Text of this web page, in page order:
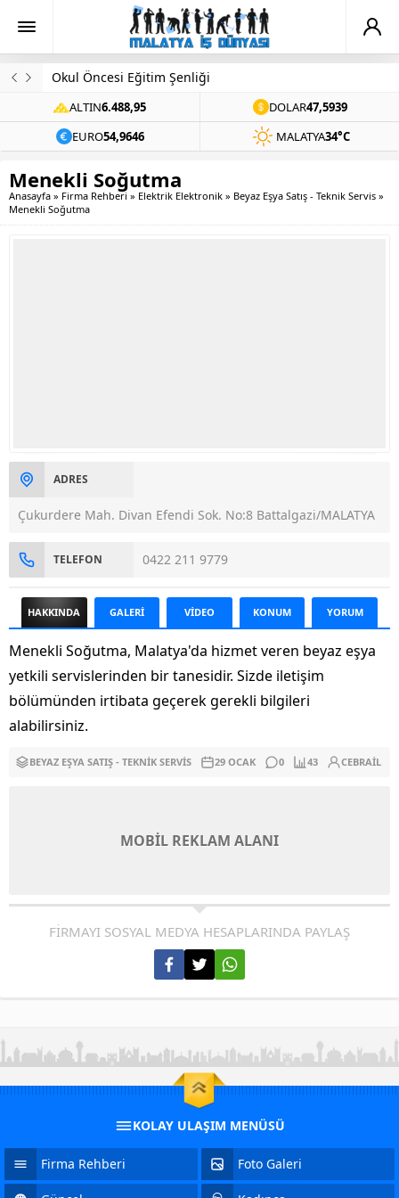
Okul Öncesi Eğitim Şenliği
ALTIN6.488,95 DOLAR47,5939
EURO54,9646 MALATYA34°C
Menekli Soğutma
Anasayfa » Firma Rehberi » Elektrik Elektronik » Beyaz Eşya Satış - Teknik Servis »
Menekli Soğutma
ADRES
Çukurdere Mah. Divan Efendi Sok. No:8 Battalgazi/MALATYA
TELEFON 0422 211 9779
HAKKINDA GALERİ VİDEO KONUM YORUM
Menekli Soğutma, Malatya'da hizmet veren beyaz eşya
yetkili servislerinden bir tanesidir. Sizde iletişim
bölümünden irtibata geçerek gerekli bilgileri
alabilirsiniz.
BEYAZ EŞYA SATIŞ - TEKNIK SERVIS 29 OCAK 0 43 CEBRAIL
MOBİL REKLAM ALANI
FİRMAYI SOSYAL MEDYA HESAPLARINDA PAYLAŞ
KOLAY ULAŞIM MENÜSÜ
Firma Rehberi Foto Galeri